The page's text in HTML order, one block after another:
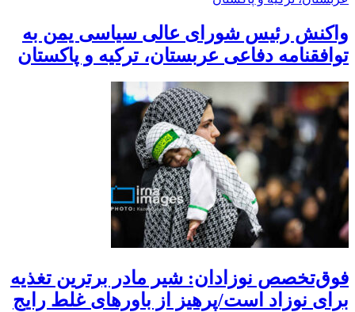
واکنش رئیس شورای عالی سیاسی یمن به
توافقنامه دفاعی عربستان، ترکیه و پاکستان
فوق‌تخصص نوزادان: شیر مادر برترین تغذیه
برای نوزاد است/پرهیز از باورهای غلط رایج